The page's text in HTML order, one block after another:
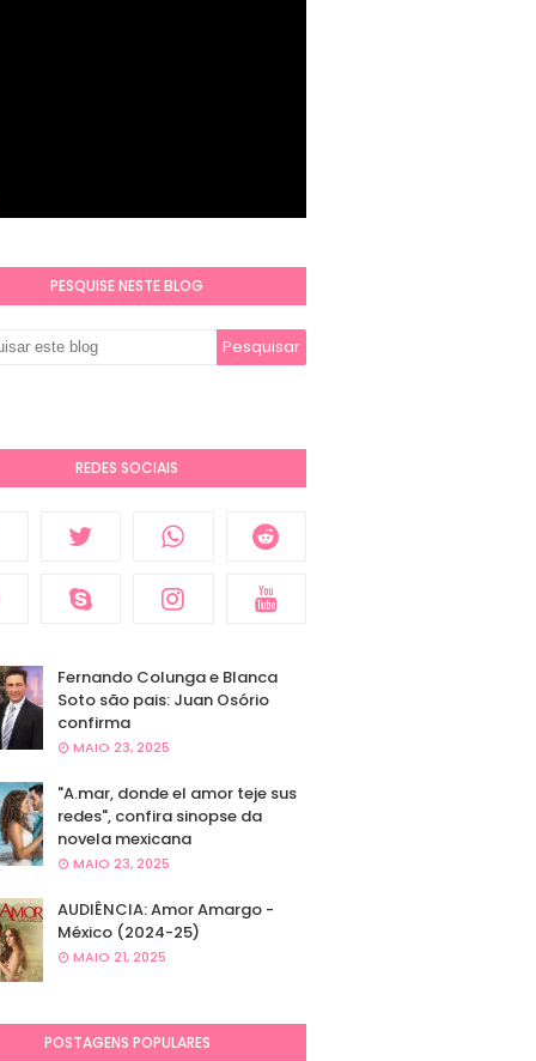
PESQUISE NESTE BLOG
REDES SOCIAIS
Fernando Colunga e Blanca
Soto são pais: Juan Osório
confirma
MAIO 23, 2025
"A.mar, donde el amor teje sus
redes", confira sinopse da
novela mexicana
MAIO 23, 2025
AUDIÊNCIA: Amor Amargo -
México (2024-25)
MAIO 21, 2025
POSTAGENS POPULARES